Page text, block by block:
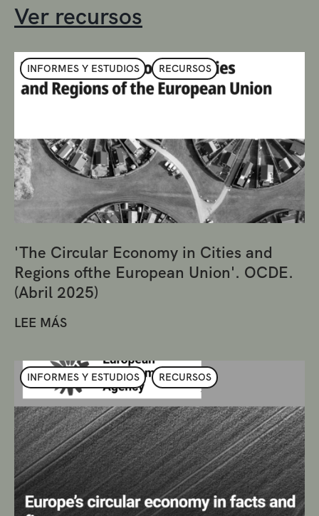
Ver recursos
INFORMES Y ESTUDIOS RECURSOS
'The Circular Economy in Cities and
Regions ofthe European Union'. OCDE.
(Abril 2025)
LEE MÁS
INFORMES Y ESTUDIOS RECURSOS